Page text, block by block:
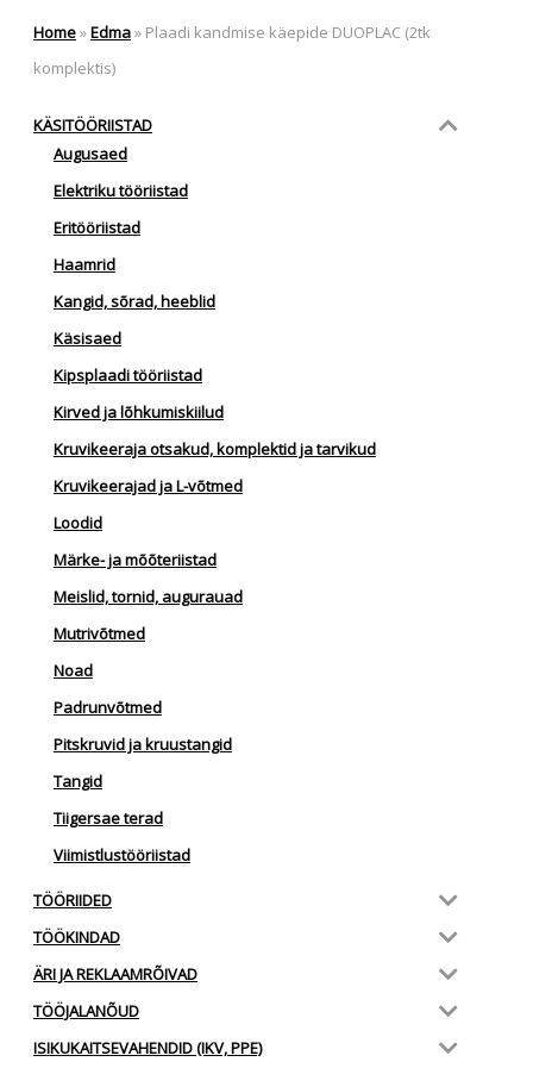
Home»Edma» Plaadi kandmise käepide DUOPLAC (2tk
komplektis)
KÄSITÖÖRIISTAD
Augusaed
Elektriku tööriistad
Eritööriistad
Haamrid
Kangid, sõrad, heeblid
Käsisaed
Kipsplaadi tööriistad
Kirved ja lõhkumiskiilud
Kruvikeeraja otsakud, komplektid ja tarvikud
Kruvikeerajad ja L-võtmed
Loodid
Märke- ja mõõteriistad
Meislid, tornid, augurauad
Mutrivõtmed
Noad
Padrunvõtmed
Pitskruvid ja kruustangid
Tangid
Tiigersae terad
Viimistlustööriistad
TÖÖRIIDED
TÖÖKINDAD
ÄRI JA REKLAAMRÕIVAD
TÖÖJALANÕUD
ISIKUKAITSEVAHENDID (IKV, PPE)